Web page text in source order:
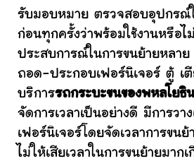
รับมอบหมาย ตรวจสอบอุปกรณ์
ก่อนทุกครั้งว่าพร้อมใช้งานหรือไ
ประสบการณ์ในการขนย้ายหลา
ถอด-ประกอบเฟอร์นิเจอร์ ตู้ เ
บริการรถกระบะขนของพหลโยธิ
จัดการเวลาเป็นอย่างดี มีการวา
เฟอร์นิเจอร์โดยจัดเวลาการขนย้
ไม่ให้เสียเวลาในการขนย้ายมาก